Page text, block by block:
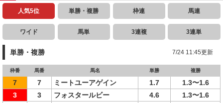
人気5位 単勝・複勝 枠連 馬連
ワイド 馬単 3連複 3連単
単勝・複勝 7/24 11:45更新
枠番 馬番 馬名 単勝 複勝
7 7 ミートユーアゲイン 1.7
1.3〜1.6
3
3 フォスタールビー 4.6
1.3〜1.6